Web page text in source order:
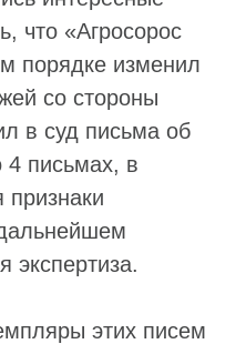
что «Агросорос
порядке изменил
со стороны
в суд письма об
4 письмах, в
признаки
экспертиза.
этих писем